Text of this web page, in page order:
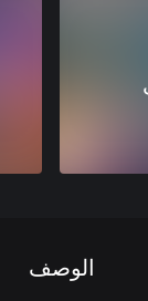
الوصف